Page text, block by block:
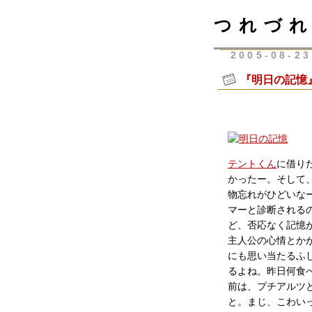
つれづ
2005-08-23
『明日の記
テントくんに借り
かったー。そして
物忘れがひどいな
マーと診断される
ど、否応なく記憶
主人公の心情とか
にも思い当たるふ
るよね。昨日何食
前は、プチアルツ
と。まじ、こわい